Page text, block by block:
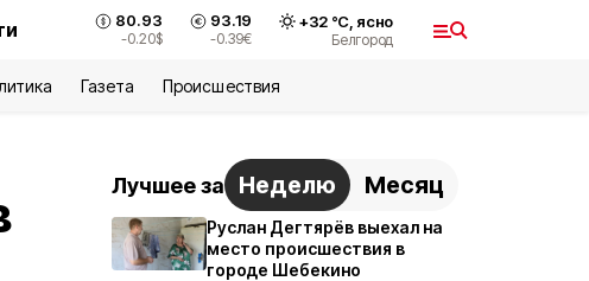
80.93
-0.20$
93.19
-0.39€
+32°С, ясно
Белгород
Газета Происшествия
Лучшее за Неделю Месяц
Руслан Дегтярёв выехал на
место происшествия в
городе Шебекино